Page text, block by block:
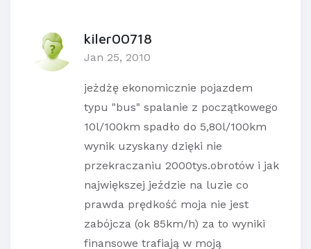
kiler00718
Jan 25, 2010
jeżdżę ekonomicznie pojazdem
typu "bus" spalanie z początkowego
10l/100km spadło do 5,80l/100km
wynik uzyskany dzięki nie
przekraczaniu 2000tys.obrotów i jak
największej jeździe na luzie co
prawda prędkość moja nie jest
zabójcza (ok 85km/h) za to wyniki
finansowe trafiają w moją